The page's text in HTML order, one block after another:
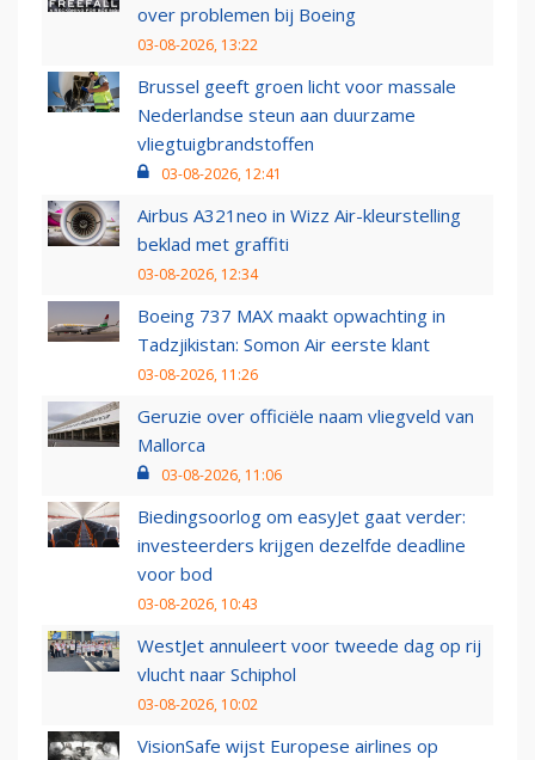
over problemen bij Boeing
03-08-2026, 13:22
Brussel geeft groen licht voor massale
Nederlandse steun aan duurzame
vliegtuigbrandstoffen
03-08-2026, 12:41
Airbus A321neo in Wizz Air-kleurstelling
beklad met graffiti
03-08-2026, 12:34
Boeing 737 MAX maakt opwachting in
Tadzjikistan: Somon Air eerste klant
03-08-2026, 11:26
Geruzie over officiële naam vliegveld van
Mallorca
03-08-2026, 11:06
Biedingsoorlog om easyJet gaat verder:
investeerders krijgen dezelfde deadline
voor bod
03-08-2026, 10:43
WestJet annuleert voor tweede dag op rij
vlucht naar Schiphol
03-08-2026, 10:02
VisionSafe wijst Europese airlines op